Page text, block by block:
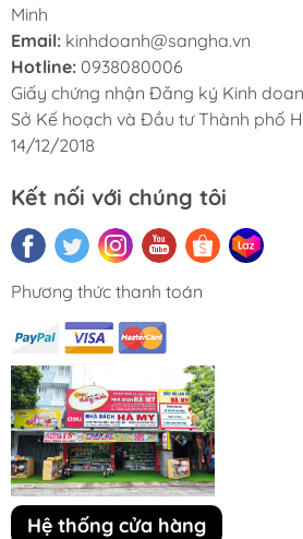
Minh
Email: kinhdoanh@sangha.vn
Hotline: 0938080006
Giấy chứng nhận Đăng ký Kinh
Sở Kế hoạch và Đầu tư Thành phố
14/12/2018
Kết nối với chúng tôi
Phương thức thanh toán
Hệ thống cửa hàng